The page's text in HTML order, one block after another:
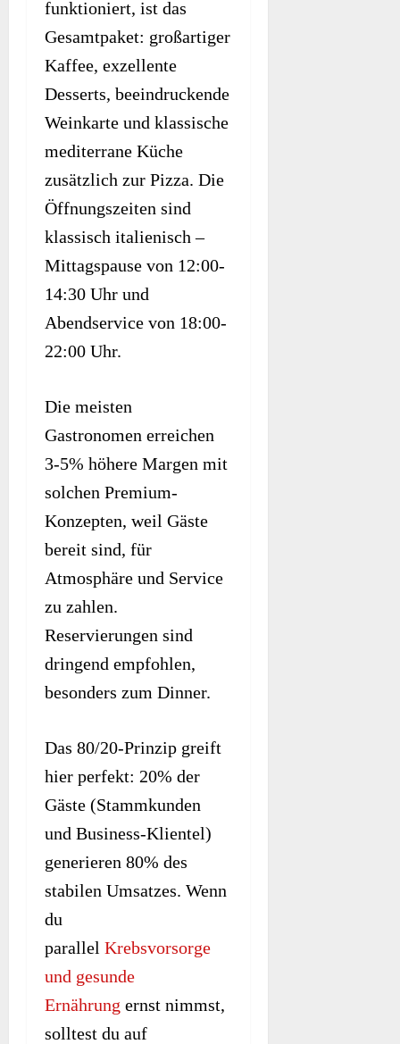
funktioniert, ist das
Gesamtpaket: großartiger
Kaffee, exzellente
Desserts, beeindruckende
Weinkarte und klassische
mediterrane Küche
zusätzlich zur Pizza. Die
Öffnungszeiten sind
klassisch italienisch –
Mittagspause von 12:00-
14:30 Uhr und
Abendservice von 18:00-
22:00 Uhr.
Die meisten
Gastronomen erreichen
3-5% höhere Margen mit
solchen Premium-
Konzepten, weil Gäste
bereit sind, für
Atmosphäre und Service
zu zahlen.
Reservierungen sind
dringend empfohlen,
besonders zum Dinner.
Das 80/20-Prinzip greift
hier perfekt: 20% der
Gäste (Stammkunden
und Business-Klientel)
generieren 80% des
stabilen Umsatzes. Wenn
du
parallel Krebsvorsorge
und gesunde
Ernährung ernst nimmst,
solltest du auf